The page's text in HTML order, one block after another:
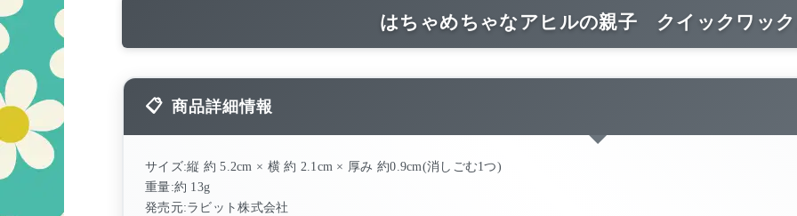
はちゃめちゃなアヒルの親子 クイックワッ
商品詳細情報
サイズ:縦 約 5.2cm × 横 約 2.1cm × 厚み 約0.9cm(消しごむ1つ)
重量:約 13g
発売元:ラビット株式会社